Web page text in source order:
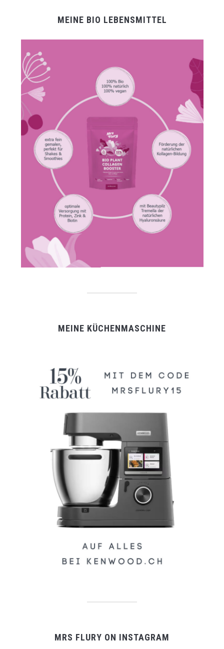
MEINE BIO LEBENSMITTEL
MEINE KÜCHENMASCHINE
MRS FLURY ON INSTAGRAM